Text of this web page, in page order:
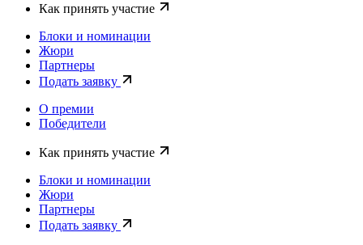
Как принять участие
Блоки и номинации
Жюри
Партнеры
Подать заявку
О премии
Победители
Как принять участие
Блоки и номинации
Жюри
Партнеры
Подать заявку